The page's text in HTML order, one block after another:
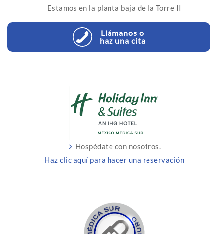
Estamos en la planta baja de la Torre II
Llámanos o
haz una cita
Hospédate con nosotros.
Haz clic aquí para hacer una reservación